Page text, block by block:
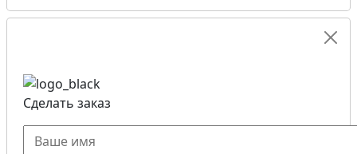
Сделать заказ